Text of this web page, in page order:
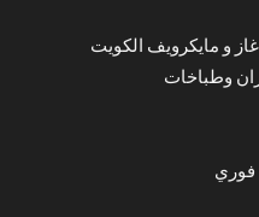
و مايكرويف الكويت
وطباخات